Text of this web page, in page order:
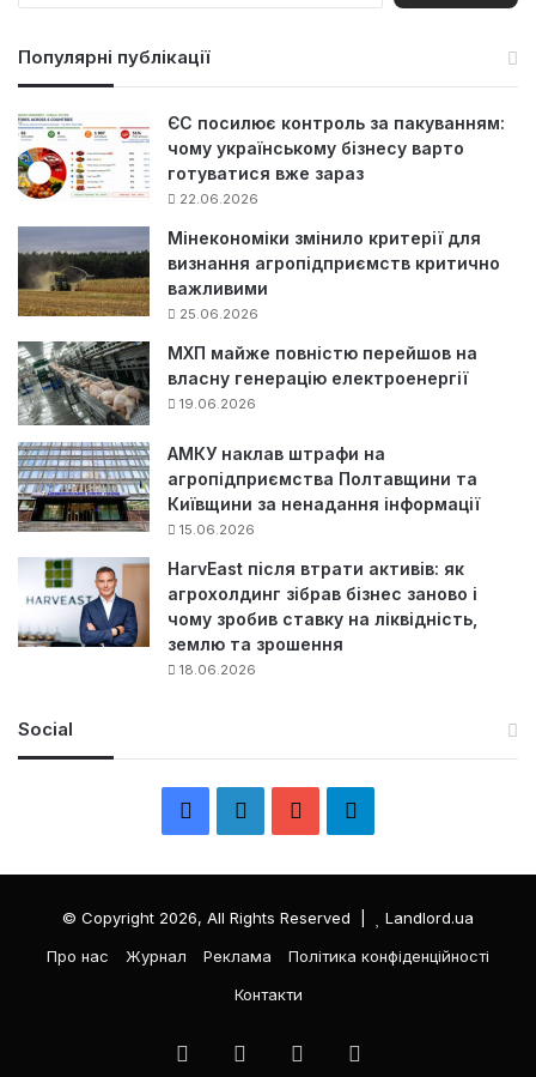
Популярні публікації
ЄС посилює контроль за пакуванням:
чому українському бізнесу варто
готуватися вже зараз
22.06.2026
Мінекономіки змінило критерії для
визнання агропідприємств критично
важливими
25.06.2026
МХП майже повністю перейшов на
власну генерацію електроенергії
19.06.2026
АМКУ наклав штрафи на
агропідприємства Полтавщини та
Київщини за ненадання інформації
15.06.2026
HarvEast після втрати активів: як
агрохолдинг зібрав бізнес заново і
чому зробив ставку на ліквідність,
землю та зрошення
18.06.2026
Social
e
k
e
T
л
е
р
© Copyright 2026, All Rights Reserved |
Landlord.ua
Про нас
Журнал Реклама
Політика конфіденційності
Контакти
FacebookLinkedInYouTube